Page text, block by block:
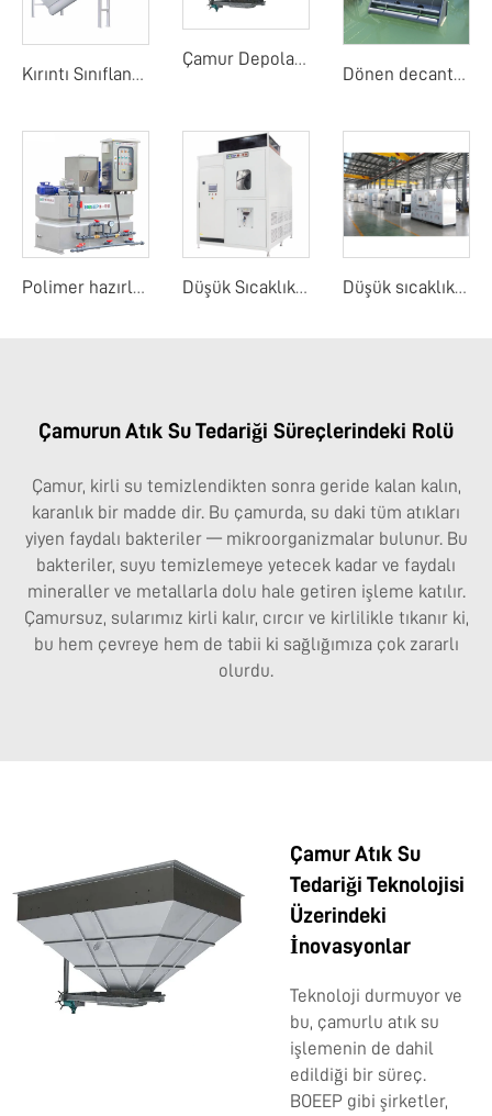
Kırıntı Sınıflandırıcı
Çamur Depolama Yuvası
Dönen decanter
Polimer hazırlama birimi Düşük Sıcaklıkta Buharlaştırma Konsantratörü Düşük sıcaklık kaplı kurutma makinesi
Çamurun Atık Su Tedariği Süreçlerindeki Rolü
Çamur, kirli su temizlendikten sonra geride kalan kalın,
karanlık bir madde dir. Bu çamurda, su daki tüm atıkları
yiyen faydalı bakteriler — mikroorganizmalar bulunur. Bu
bakteriler, suyu temizlemeye yetecek kadar ve faydalı
mineraller ve metallarla dolu hale getiren işleme katılır.
Çamursuz, sularımız kirli kalır, cırcır ve kirlilikle tıkanır ki,
bu hem çevreye hem de tabii ki sağlığımıza çok zararlı
olurdu.
Çamur Atık Su
Tedariği Teknolojisi
Üzerindeki
İnovasyonlar
Teknoloji durmuyor ve
bu, çamurlu atık su
işlemenin de dahil
edildiği bir süreç.
BOEEP gibi şirketler,